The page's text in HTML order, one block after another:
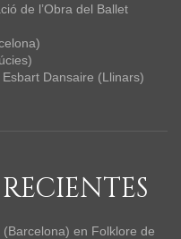
de l’Obra del Ballet
Dansaire (Llinars)
en Folklore de